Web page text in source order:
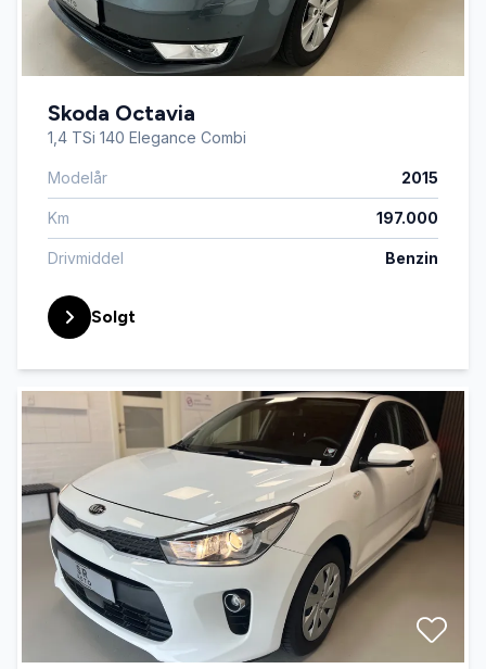
Skoda Octavia
1,4 TSi 140 Elegance Combi
Modelår 2015
Km 197.000
Drivmiddel Benzin
Solgt